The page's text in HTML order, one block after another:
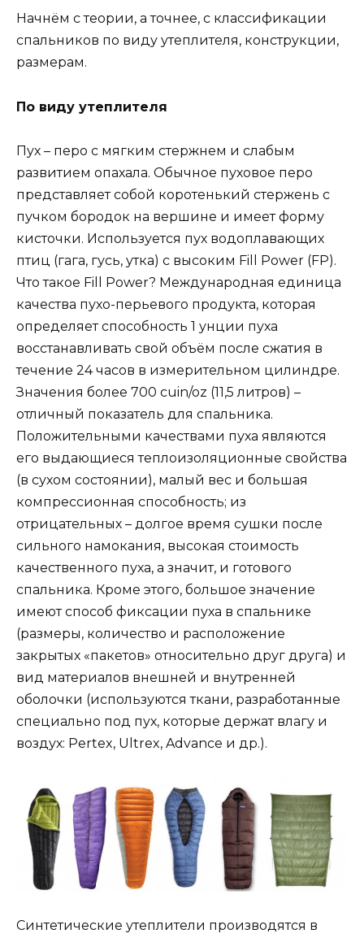
Начнём с теории, а точнее, с классификации
спальников по виду утеплителя, конструкции,
размерам.
По виду утеплителя
Пух – перо с мягким стержнем и слабым
развитием опахала. Обычное пуховое перо
представляет собой коротенький стержень с
пучком бородок на вершине и имеет форму
кисточки. Используется пух водоплавающих
птиц (гага, гусь, утка) с высоким Fill Power (FP).
Что такое Fill Power? Международная единица
качества пухо-перьевого продукта, которая
определяет способность 1 унции пуха
восстанавливать свой объём после сжатия в
течение 24 часов в измерительном цилиндре.
Значения более 700 cuin/oz (11,5 литров) –
отличный показатель для спальника.
Положительными качествами пуха являются
его выдающиеся теплоизоляционные свойства
(в сухом состоянии), малый вес и большая
компрессионная способность; из
отрицательных – долгое время сушки после
сильного намокания, высокая стоимость
качественного пуха, а значит, и готового
спальника. Кроме этого, большое значение
имеют способ фиксации пуха в спальнике
(размеры, количество и расположение
закрытых «пакетов» относительно друг друга) и
вид материалов внешней и внутренней
оболочки (используются ткани, разработанные
специально под пух, которые держат влагу и
воздух: Pertex, Ultrex, Advance и др.).
Синтетические утеплители производятся в